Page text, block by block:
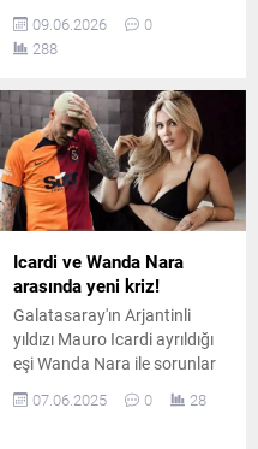
yaptığı sansürlü paylaşımla
sosyal medyada büyük bir
Arjantinli golcünün,
sevgilisinin çıplak fotoğrafını
beyaz bir şeritle kapatarak
yayınlaması takipçilerini ikiye
böldü.
09.06.2026
0
288
Icardi ve Wanda Nara
arasında yeni kriz!
Galatasaray'ın Arjantinli
yıldızı Mauro Icardi ayrıldığı
eşi Wanda Nara ile sorunlar
yaşamaya devam ediyor.
Çocukların velayeti ya da
07.06.2025 0 28